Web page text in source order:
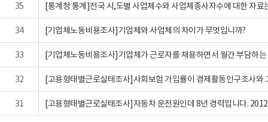
35 [통계청 통계]전국 시,도별 사업체수와 사업체종사자수에 대한 자료
34 [기업체노동비용조사]기업체와 사업체의 차이가 무엇입니까?
33 [기업체노동비용조사]기업체가 근로자를 채용하면서 월간 부담하는
32 [고용형태별근로실태조사]사회보험 가입률이 경제활동인구조사와
31 [고용형태별근로실태조사]자동차 운전원인데 8년 경력입니다.